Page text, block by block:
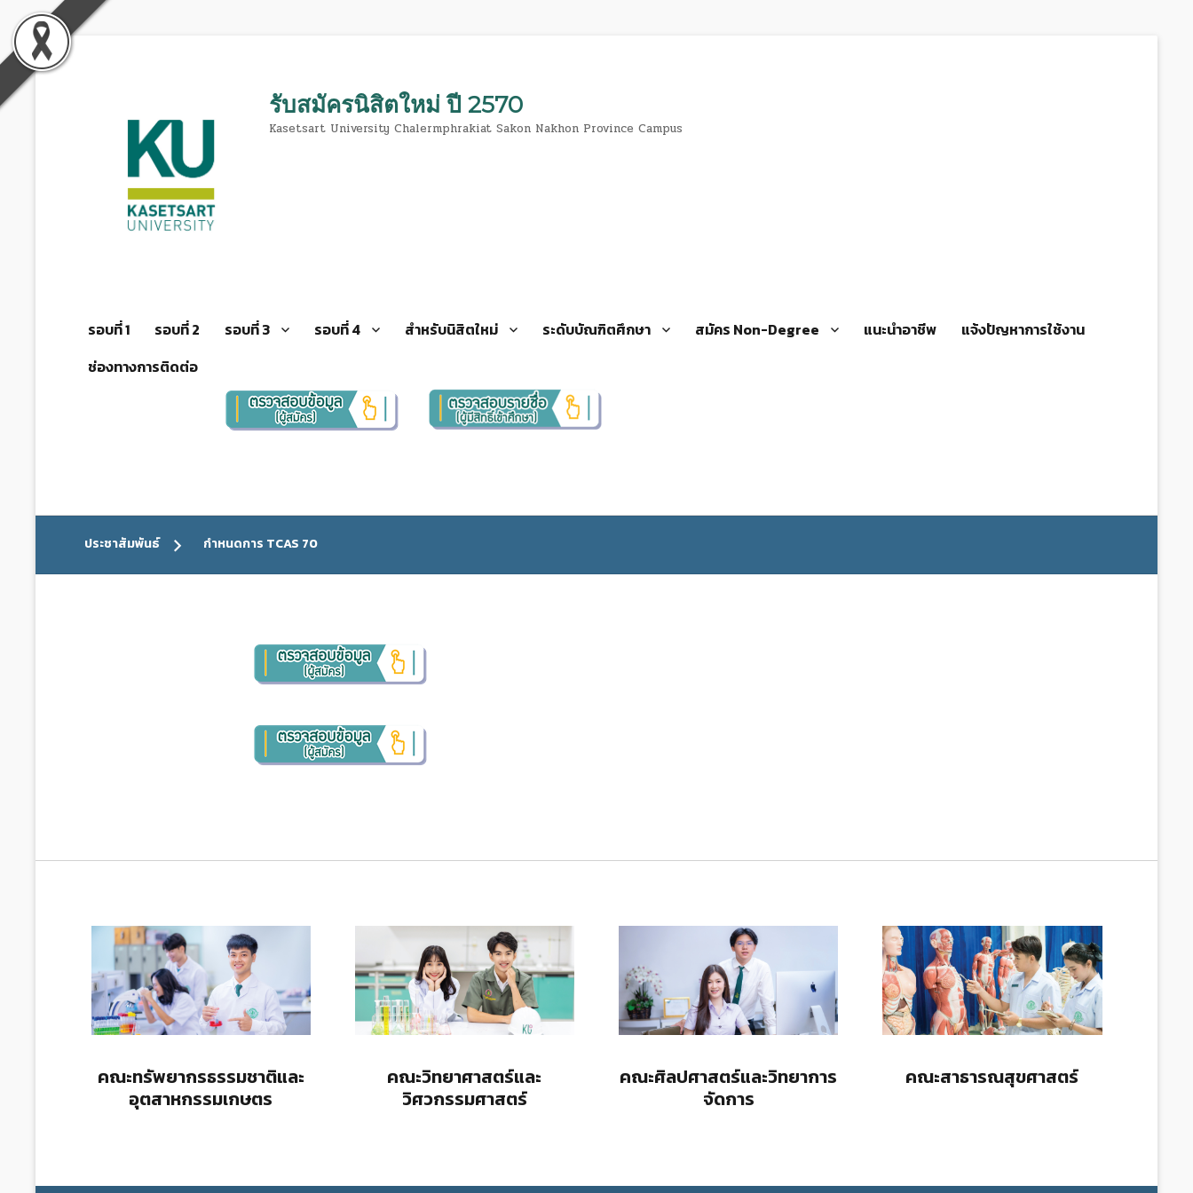
รับสมัครนิสิตใหม่ ปี 2570
Kasetsart University Chalermphrakiat Sakon Nakhon Province Campus
Primary
menu
รอบที่ 1 รอบที่ 2 รอบที่ 3 รอบที่ 4 สำหรับนิสิตใหม่ ระดับบัณฑิตศึกษา สมัคร Non-Degree แนะนำอาชีพ
แจ้งปัญหาการใช้งาน
ช่องทางการติดต่อ
ประชาสัมพันธ์ กำหนดการ TCAS 70
คณะทรัพยากรธรรมชาติและ
อุตสาหกรรมเกษตร
คณะวิทยาศาสตร์และ
วิศวกรรมศาสตร์
คณะศิลปศาสตร์และวิทยาการ
จัดการ
คณะสาธารณสุขศาสตร์